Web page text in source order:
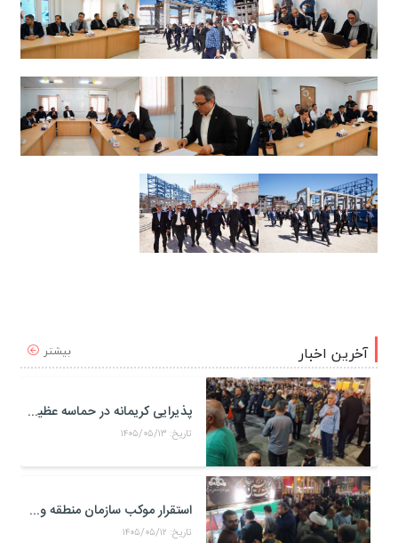
بیشتر آخرین اخبار
پذیرایی کریمانه در حماسه عظیم اربعین حسینی
تاریخ: ۱۴۰۵/۰۵/۱۳
استقرار موکب سازمان منطقه ویژه اقتصادی پتروشیمی در محل تجمعات مردمی در میدان امام بندر ماهشهر
تاریخ: ۱۴۰۵/۰۵/۱۲